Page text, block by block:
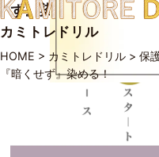
カミトレドリル
HOME > カミトレドリル > 保
『暗くせず』染める！
ず』染める！